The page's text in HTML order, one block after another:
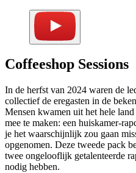
Coffeeshop Sessions
In de herfst van 2024 waren de
collectief de eregasten in de
Mensen kwamen uit het hele
mee te maken: een huiskamer-
je het waarschijnlijk zou gaan
opgenomen. Deze tweede pack
twee ongelooflijk getalenteerde
nodig hebben.